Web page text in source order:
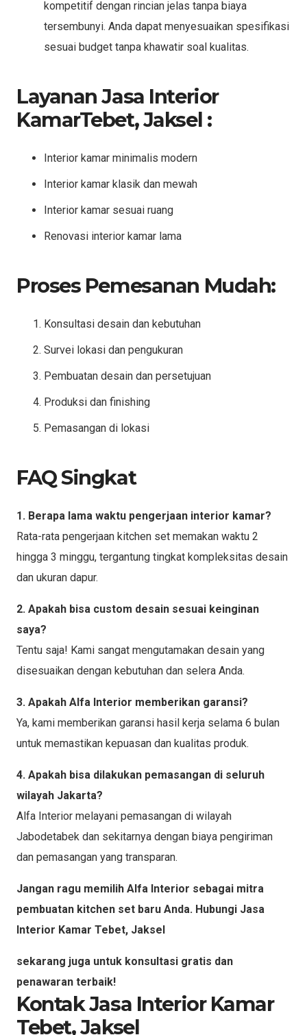
kompetitif dengan rincian jelas tanpa biaya
tersembunyi. Anda dapat menyesuaikan spesifikasi
sesuai budget tanpa khawatir soal kualitas.
Layanan Jasa Interior
KamarTebet, Jaksel :
Interior kamar minimalis modern
Interior kamar klasik dan mewah
Interior kamar sesuai ruang
Renovasi interior kamar lama
Proses Pemesanan Mudah:
Konsultasi desain dan kebutuhan
Survei lokasi dan pengukuran
Pembuatan desain dan persetujuan
Produksi dan finishing
Pemasangan di lokasi
FAQ Singkat
1. Berapa lama waktu pengerjaan interior kamar?
Rata-rata pengerjaan kitchen set memakan waktu 2
hingga 3 minggu, tergantung tingkat kompleksitas desain
dan ukuran dapur.
2. Apakah bisa custom desain sesuai keinginan
saya?
Tentu saja! Kami sangat mengutamakan desain yang
disesuaikan dengan kebutuhan dan selera Anda.
3. Apakah Alfa Interior memberikan garansi?
Ya, kami memberikan garansi hasil kerja selama 6 bulan
untuk memastikan kepuasan dan kualitas produk.
4. Apakah bisa dilakukan pemasangan di seluruh
wilayah Jakarta?
Alfa Interior melayani pemasangan di wilayah
Jabodetabek dan sekitarnya dengan biaya pengiriman
dan pemasangan yang transparan.
Jangan ragu memilih Alfa Interior sebagai mitra
pembuatan kitchen set baru Anda. Hubungi Jasa
Interior Kamar Tebet, Jaksel
sekarang juga untuk konsultasi gratis dan
penawaran terbaik!
Kontak Jasa Interior Kamar
Tebet, Jaksel